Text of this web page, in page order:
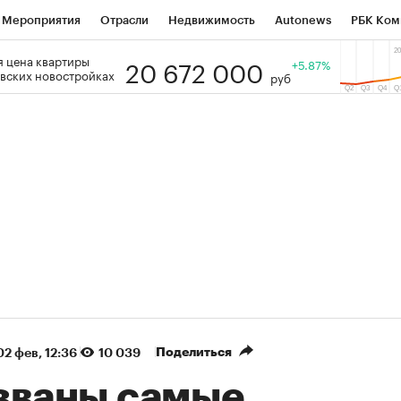
Мероприятия Отрасли Недвижимость Autonews РБК
РБК Образование Тренды
цена квартиры
новостройках
20 672 000 руб
+5.87%
фев, 12:36 10 039 Поделиться